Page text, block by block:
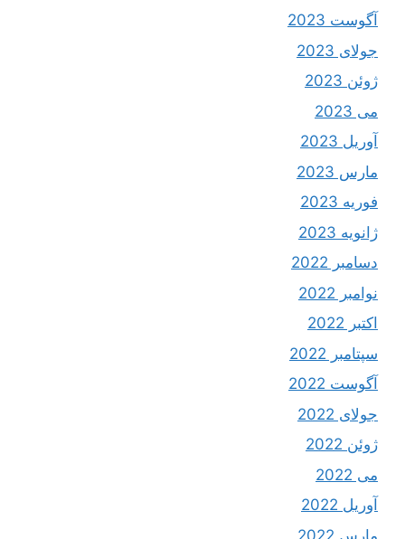
آگوست 2023
جولای 2023
ژوئن 2023
می 2023
آوریل 2023
مارس 2023
فوریه 2023
ژانویه 2023
دسامبر 2022
نوامبر 2022
اکتبر 2022
سپتامبر 2022
آگوست 2022
جولای 2022
ژوئن 2022
می 2022
آوریل 2022
مارس 2022